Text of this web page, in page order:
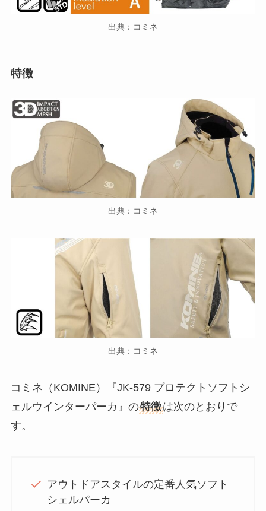
出典：コミネ
特徴
出典：コミネ
出典：コミネ
コミネ（KOMINE）『JK-579 プロテクトソフトシ
ェルウインターパーカ』の特徴は次のとおりで
す。
アウトドアスタイルの定番人気ソフト
シェルパーカ